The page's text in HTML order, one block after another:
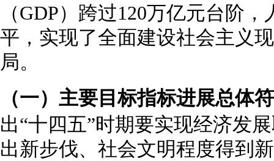
（GDP）跨过120万亿元台阶
平，实现了全面建设社会主义
局。
（一）主要目标指标进展总体
出“十四五”时期要实现经济发
出新步伐、社会文明程度得到